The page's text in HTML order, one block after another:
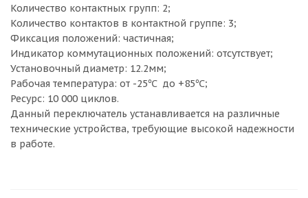
Количество контактных групп: 2;
Количество контактов в контактной группе: 3;
Фиксация положений: частичная;
Индикатор коммутационных положений: отсутствует;
Установочный диаметр: 12.2мм;
Рабочая температура: от -25℃ до +85℃;
Ресурс: 10 000 циклов.
Данный переключатель устанавливается на различные
технические устройства, требующие высокой надежности
в работе.